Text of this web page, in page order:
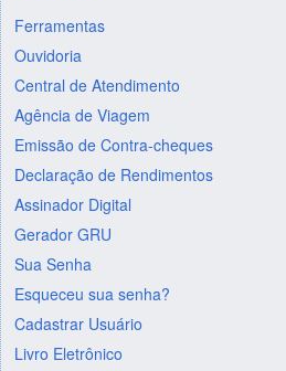
Ferramentas
Ouvidoria
Central de Atendimento
Agência de Viagem
Emissão de Contra-cheques
Declaração de Rendimentos
Assinador Digital
Gerador GRU
Sua Senha
Esqueceu sua senha?
Cadastrar Usuário
Livro Eletrônico